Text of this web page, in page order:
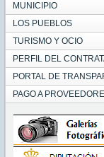
MUNICIPIO
LOS PUEBLOS
TURISMO Y OCIO
PERFIL DEL
PORTAL DE
PAGO A